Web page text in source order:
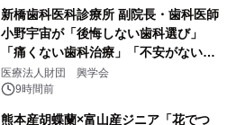
新橋歯科医科診療所 副院長・歯科医師
小野宇宙が「後悔しない歯科選び」
「痛くない歯科治療」「不安がない治
療計画」をテーマに専門監修
医療法人財団 興学会
9時間前
熊本産胡蝶蘭×富山産ジニア「花でつ